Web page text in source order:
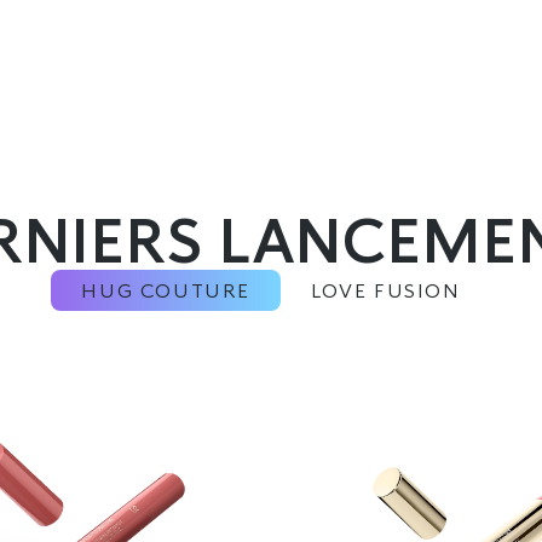
HUG COUTURE LOVE FUSION